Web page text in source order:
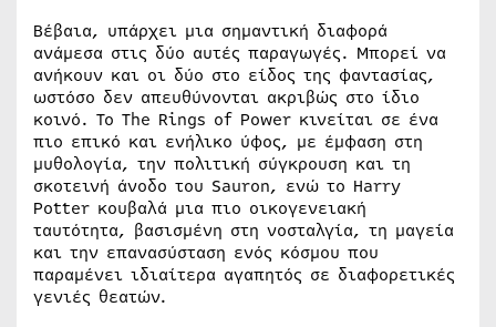
Βέβαια, υπάρχει μια σημαντική διαφορά
ανάμεσα στις δύο αυτές παραγωγές. Μπορεί να
ανήκουν και οι δύο στο είδος της φαντασίας,
ωστόσο δεν απευθύνονται ακριβώς στο ίδιο
κοινό. Το The Rings of Power κινείται σε ένα
πιο επικό και ενήλικο ύφος, με έμφαση στη
μυθολογία, την πολιτική σύγκρουση και τη
σκοτεινή άνοδο του Sauron, ενώ το Harry
Potter κουβαλά μια πιο οικογενειακή
ταυτότητα, βασισμένη στη νοσταλγία, τη μαγεία
και την επανασύσταση ενός κόσμου που
παραμένει ιδιαίτερα αγαπητός σε διαφορετικές
γενιές θεατών.